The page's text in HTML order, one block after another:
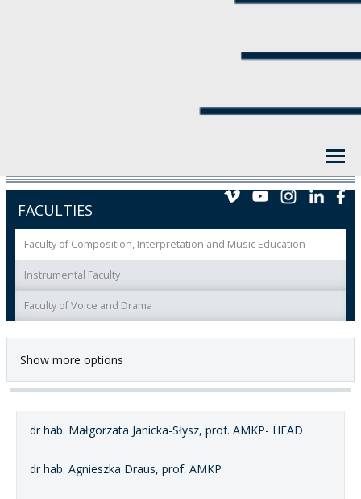
FACULTIES
Faculty of Composition, Interpretation and Music Education
Instrumental Faculty
Faculty of Voice and Drama
Show more options
dr hab. Małgorzata Janicka-Słysz, prof. AMKP- HEAD
dr hab. Agnieszka Draus, prof. AMKP